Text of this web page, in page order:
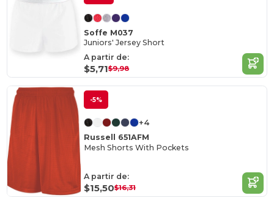
Soffe M037
Juniors' Jersey Short
A partir de:
$5,71$9,98
-5%
+4
Russell 651AFM
Mesh Shorts With Pockets
A partir de:
$15,50$16,31